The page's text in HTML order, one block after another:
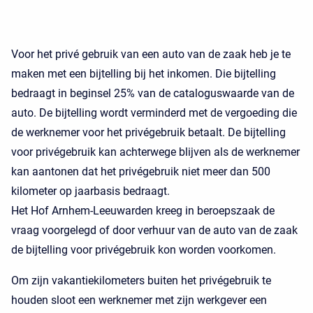
Voor het privé gebruik van een auto van de zaak heb je te
maken met een bijtelling bij het inkomen. Die bijtelling
bedraagt in beginsel 25% van de cataloguswaarde van de
auto. De bijtelling wordt verminderd met de vergoeding die
de werknemer voor het privégebruik betaalt. De bijtelling
voor privégebruik kan achterwege blijven als de werknemer
kan aantonen dat het privégebruik niet meer dan 500
kilometer op jaarbasis bedraagt.
Het Hof Arnhem-Leeuwarden kreeg in beroepszaak de
vraag voorgelegd of door verhuur van de auto van de zaak
de bijtelling voor privégebruik kon worden voorkomen.
Om zijn vakantiekilometers buiten het privégebruik te
houden sloot een werknemer met zijn werkgever een